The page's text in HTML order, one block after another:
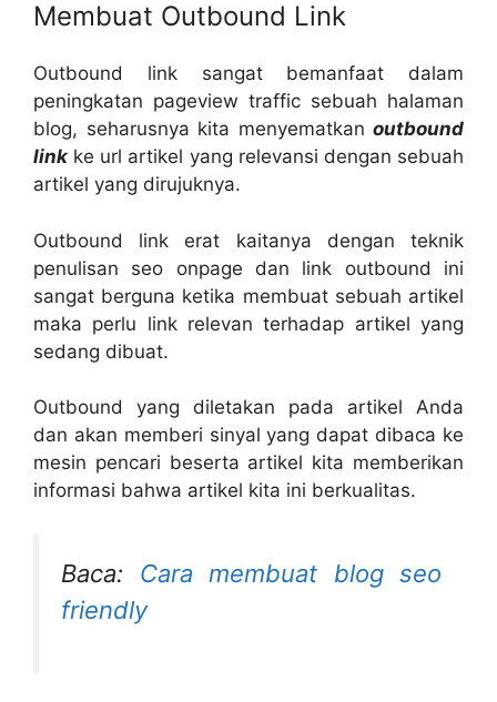
Membuat Outbound Link
Outbound link sangat bemanfaat dalam
peningkatan pageview traffic sebuah halaman
blog, seharusnya kita menyematkan outbound
link ke url artikel yang relevansi dengan sebuah
artikel yang dirujuknya.
Outbound link erat kaitanya dengan teknik
penulisan seo onpage dan link outbound ini
sangat berguna ketika membuat sebuah artikel
maka perlu link relevan terhadap artikel yang
sedang dibuat.
Outbound yang diletakan pada artikel Anda
dan akan memberi sinyal yang dapat dibaca ke
mesin pencari beserta artikel kita memberikan
informasi bahwa artikel kita ini berkualitas.
Baca: Cara membuat blog seo
friendly